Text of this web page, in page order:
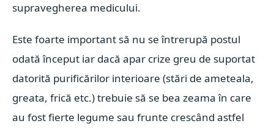
supravegherea medicului.
Este foarte important să nu se întrerupă postul
odată început iar dacă apar crize greu de suportat
datorită purificărilor interioare (stări de ameteala,
greata, frică etc.) trebuie să se bea zeama în care
au fost fierte legume sau frunte crescând astfel